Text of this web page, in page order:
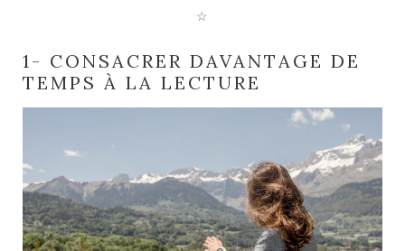
☆
1- CONSACRER DAVANTAGE DE
TEMPS À LA LECTURE